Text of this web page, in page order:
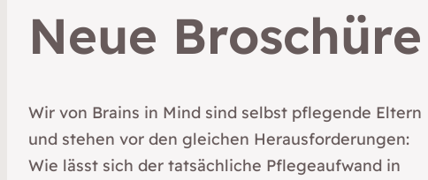
Neue Broschüre
Wir von Brains in Mind sind selbst pflegende Eltern
und stehen vor den gleichen Herausforderungen:
Wie lässt sich der tatsächliche Pflegeaufwand in